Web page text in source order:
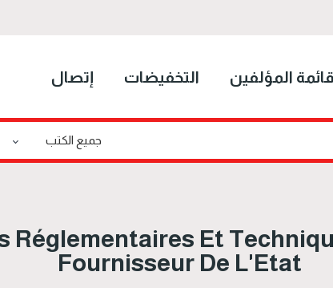
قائمة المؤلفين التخفيضات إتصال
Réglementaires Et
Fournisseur De L'Etat